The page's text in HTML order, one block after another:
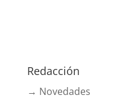
Redacción
→ Novedades